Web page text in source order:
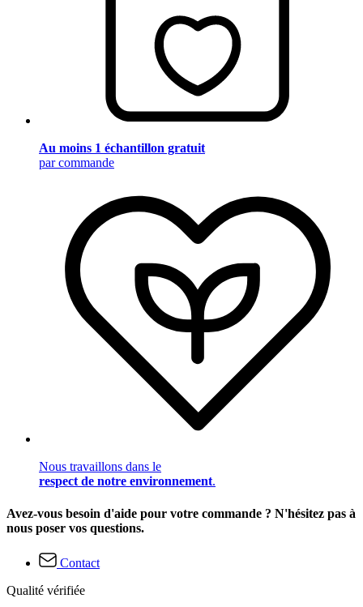
Au moins 1 échantillon gratuit
par commande
Nous travaillons dans le
respect de notre environnement.
Avez-vous besoin d'aide pour votre commande ? N'hésitez pas à
nous poser vos questions.
Contact
Qualité vérifiée